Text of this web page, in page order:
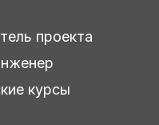
проекта
курсы